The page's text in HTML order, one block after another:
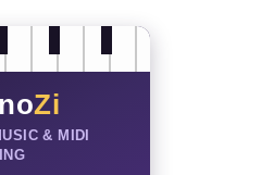
Zi
& MIDI